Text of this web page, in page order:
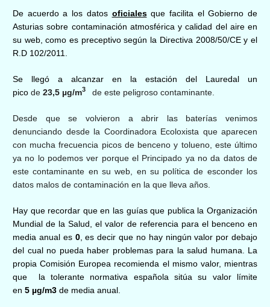
De acuerdo a los datos oficialesque facilita el Gobierno de
Asturias sobre contaminación atmosférica y calidad del aire en
su web, como es preceptivo según la Directiva 2008/50/CE y el
R.D 102/2011.
Se llegó a alcanzar en la estación del Lauredal un
pico de 23,5 µg/m3 de este peligroso contaminante.
Desde que se volvieron a abrir las baterías venimos
denunciando desde la Coordinadora Ecoloxista que aparecen
con mucha frecuencia picos de benceno y tolueno, este último
ya no lo podemos ver porque el Principado ya no da datos de
este contaminante en su web, en su política de esconder los
datos malos de contaminación en la que lleva años.
Hay que recordar que en las guías que publica la Organización
Mundial de la Salud, el valor de referencia para el benceno en
media anual es 0, es decir que no hay ningún valor por debajo
del cual no pueda haber problemas para la salud humana. La
propia Comisión Europea recomienda el mismo valor, mientras
que la tolerante normativa española sitúa su valor límite
en 5 µg/m3 de media anual.